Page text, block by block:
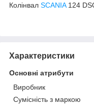
Колінвал SCANIA124
Характеристики
Основні атрибути
Виробник
Сумісність з маркою